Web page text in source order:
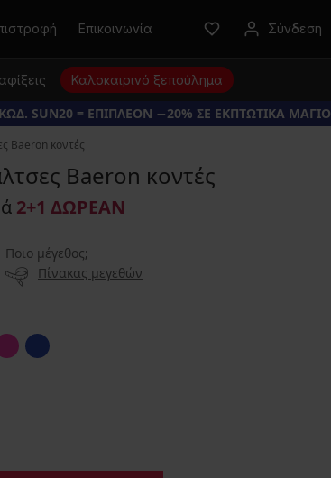
Επικοινωνία Σύνδεση
Καλοκαιρινό ξεπούλημα
ΚΩΔ. SUN20 = ΕΠΙΠΛΕΟΝ −20% ΣΕ ΕΚΠΤΩΤΙΚΑ ΜΑΓΙΟ
Baeron κοντές
Baeron κοντές
2+1 ΔΩΡΕΑΝ
Ποιο μέγεθος;
Πίνακας μεγεθών